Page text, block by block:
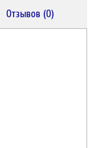
Отзывов (0)